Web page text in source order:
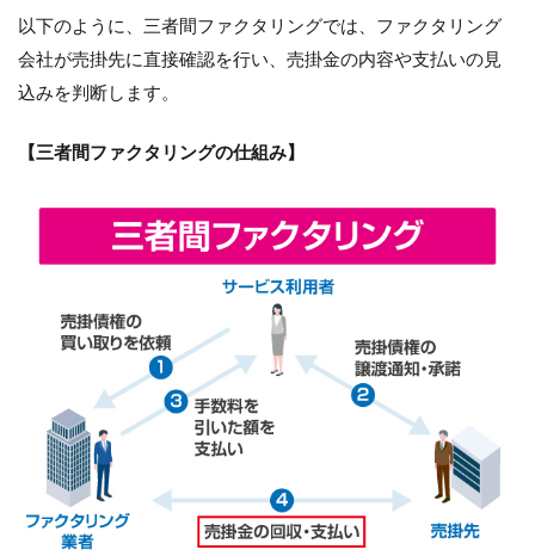
以下のように、三者間ファクタリングでは、ファクタリング
会社が売掛先に直接確認を行い、売掛金の内容や支払いの見
込みを判断します。
【三者間ファクタリングの仕組み】